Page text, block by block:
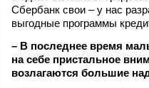
Сбербанк свои – у нас
выгодные программы
– В последнее время
на себе пристальное
возлагаются большие